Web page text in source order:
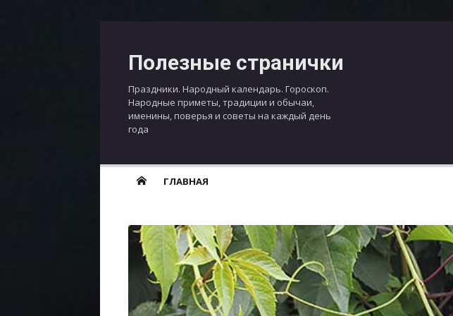
Полезные странички
Праздники. Народный календарь. Гороскоп.
Народные приметы, традиции и обычаи,
именины, поверья и советы на каждый день
года
ГЛАВНАЯ